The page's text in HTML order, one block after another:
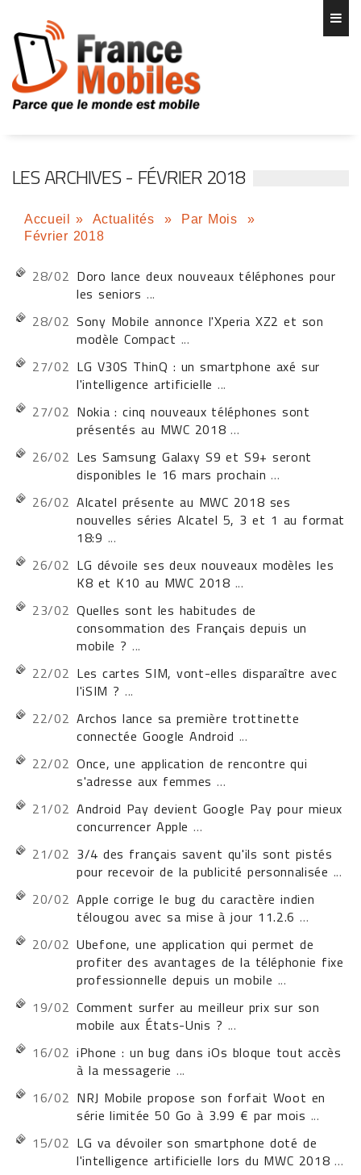
LES ARCHIVES - FÉVRIER 2018
Accueil » Actualités » Par Mois
»
Février 2018
28/02 Doro lance deux nouveaux téléphones pour
les seniors ...
28/02 Sony Mobile annonce l'Xperia XZ2 et son
modèle Compact ...
27/02 LG V30S ThinQ : un smartphone axé sur
l'intelligence artificielle...
27/02 Nokia : cinq nouveaux téléphones sont
présentés au MWC 2018 ...
26/02 Les Samsung Galaxy S9 et S9+ seront
disponibles le 16 mars prochain ...
26/02 Alcatel présente au MWC 2018 ses
nouvelles séries Alcatel 5, 3 et 1 au format
18:9 ...
26/02 LG dévoile ses deux nouveaux modèles les
K8 et K10 au MWC 2018 ...
23/02 Quelles sont les habitudes de
consommation des Français depuis un
mobile ? ...
22/02 Les cartes SIM, vont-elles disparaître avec
l'iSIM ? ...
22/02 Archos lance sa première trottinette
connectée Google Android ...
22/02 Once, une application de rencontre qui
s'adresse aux femmes ...
21/02 Android Pay devient Google Pay pour mieux
concurrencer Apple ...
21/02 3/4 des français savent qu'ils sont pistés
pour recevoir de la publicité personnalisée ...
20/02 Apple corrige le bug du caractère indien
télougou avec sa mise à jour 11.2.6 ...
20/02 Ubefone, une application qui permet de
profiter des avantages de la téléphonie fixe
professionnelle depuis un mobile ...
19/02 Comment surfer au meilleur prix sur son
mobile aux États-Unis ? ...
16/02 iPhone : un bug dans iOs bloque tout accès
à la messagerie ...
16/02 NRJ Mobile propose son forfait Woot en
série limitée 50 Go à 3.99 € par mois ...
15/02 LG va dévoiler son smartphone doté de
l'intelligence artificielle lors du MWC 2018 ...